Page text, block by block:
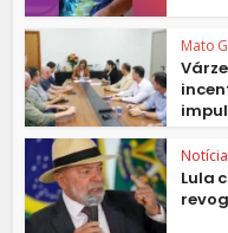
Mato
Lula